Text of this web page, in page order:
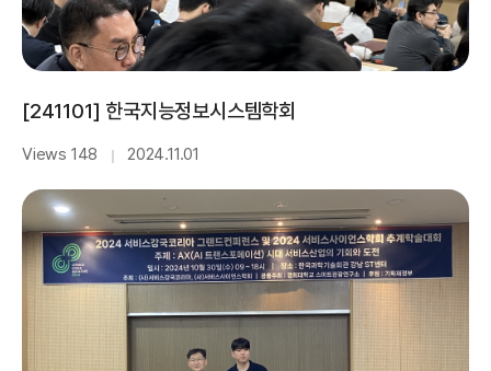
[241101] 한국지능정보시스템학회
Views 148 ｜ 2024.11.01